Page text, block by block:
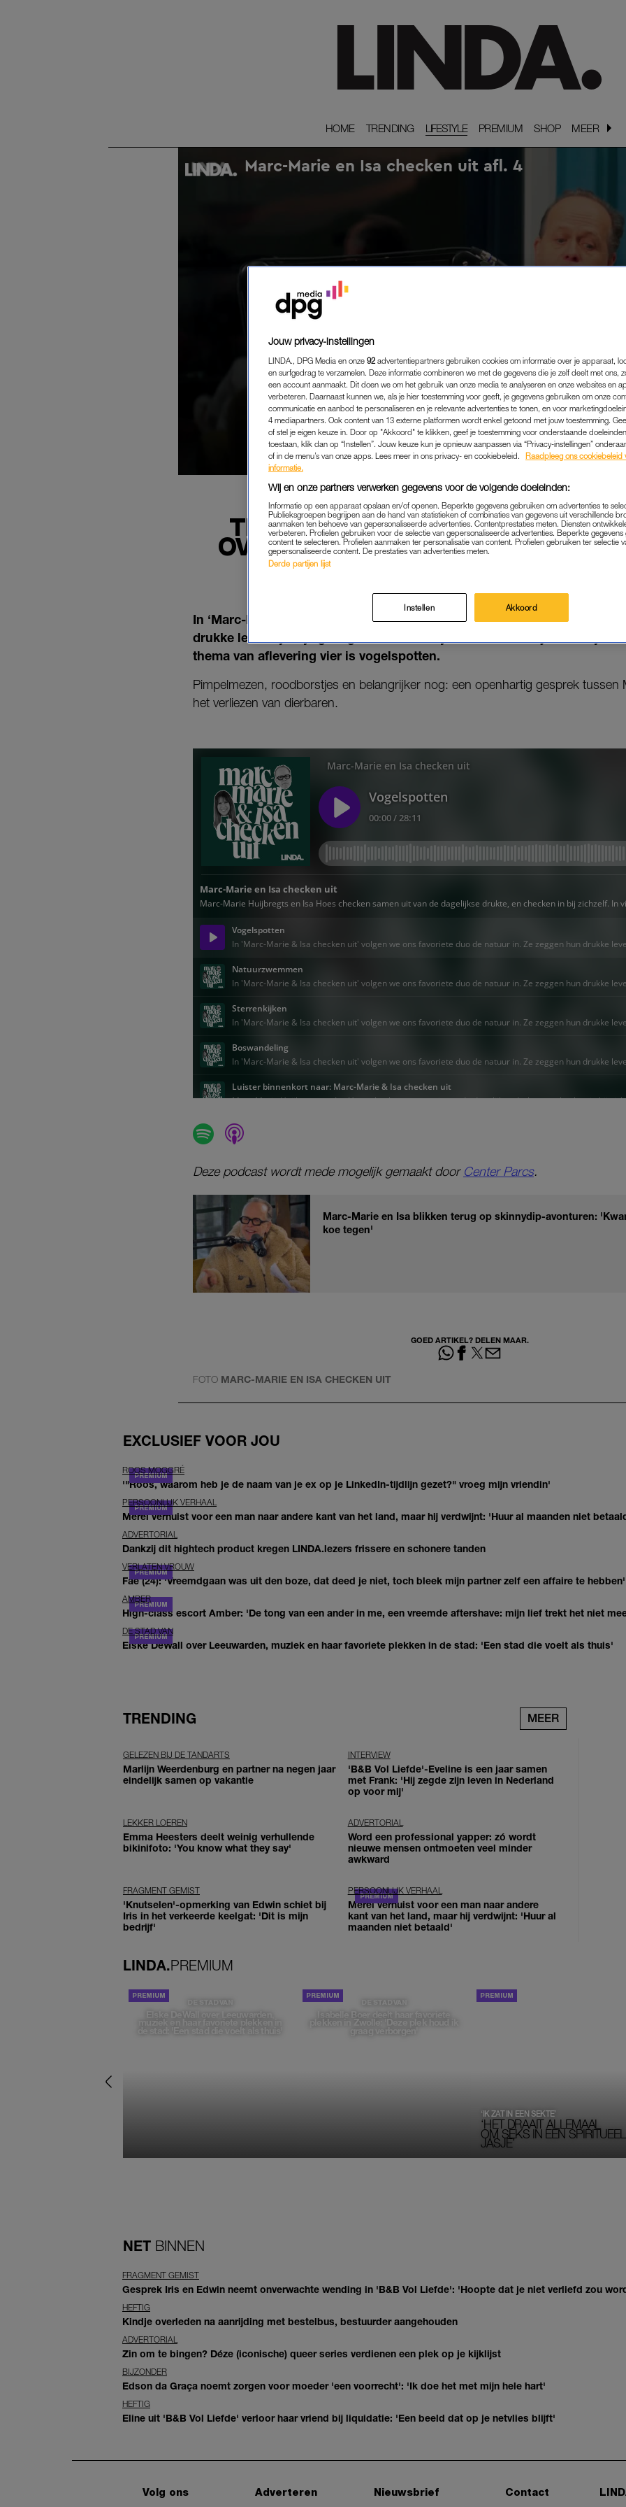
HOME
HOME TRENDING
TRENDING LIFESTYLE PREMIUM
PREMIUM SHOP
SHOP MEER
MEER
TEKEN OF TOEVAL? ISA HOES:
OVERLEED, VERSCHEEN ER
ROODBORSTJE'
In ‘Marc-Marie & Isa checken uit’ volgen we ons favoriete duo de
drukke leven tijdelijk gedag en checken bij zichzelf in. Pak je verrekijker
thema van aflevering vier is vogelspotten.
Pimpelmezen, roodborstjes en belangrijker nog: een openhartig gesprek tussen
het verliezen van dierbaren.
Deze podcast wordt mede mogelijk gemaakt door Center Parcs.
Marc-Marie en Isa blikken terug op skinnydip-avonturen:
koe tegen'
GOED ARTIKEL? DELEN MAAR.
FOTO MARC-MARIE EN ISA CHECKEN UIT
EXCLUSIEF VOOR JOU
ROOS MOGGRÉ
'"Roos, waarom heb je de naam van je ex op je LinkedIn-tijdlijn gezet?" vroeg mijn vriendin'
PERSOONLIJK VERHAAL
Merel verhuist voor een man naar andere kant van het land, maar hij verdwijnt: 'Huur al maanden niet
ADVERTORIAL
Dankzij dit hightech product kregen LINDA.lezers frissere en schonere tanden
VERLATEN VROUW
Fae (24): 'Vreemdgaan was uit den boze, dat deed je niet, toch bleek mijn partner zelf een affaire te hebben'
AMBER
High-class escort Amber: 'De tong van een ander in me, een vreemde aftershave: mijn lief trekt het niet
DE STAD VAN
Elske DeWall over Leeuwarden, muziek en haar favoriete plekken in de stad: 'Een stad die voelt als thuis'
TRENDING MEER
GELEZEN BIJ DE TANDARTS
Marlijn Weerdenburg en partner na negen jaar
eindelijk samen op vakantie
INTERVIEW
'B&B Vol Liefde'-Eveline is een jaar samen
met Frank: 'Hij zegde zijn leven in Nederland
op voor mij'
LEKKER LOEREN
Emma Heesters deelt weinig verhullende
bikinifoto: 'You know what they say'
ADVERTORIAL
Word een professional yapper: zó wordt
nieuwe mensen ontmoeten veel minder
awkward
FRAGMENT GEMIST
'Knutselen'-opmerking van Edwin schiet bij
Iris in het verkeerde keelgat: 'Dit is mijn
bedrijf'
PERSOONLIJK VERHAAL
Merel verhuist voor een man naar andere
kant van het land, maar hij verdwijnt: 'Huur al
maanden niet betaald'
LINDA.PREMIUM
DE STAD VAN
Elske DeWall over Leeuwarden,
muziek en haar favoriete plekken in
de stad: 'Een stad die voelt als thuis'
DE STAD VAN
Isabelle Boer deelt haar favoriete
plekken in Zwolle: 'Deze plek houd ik
graag verborgen'
‘HET DRAAIT ALLEMAAL
OM SEKS IN EEN SPIRITUEEL
JASJE’
‘IK ZAT IN EEN SEKTE’
NET BINNEN
FRAGMENT GEMIST
Gesprek Iris en Edwin neemt onverwachte wending in 'B&B Vol Liefde': 'Hoopte dat je niet verliefd zou
HEFTIG
Kindje overleden na aanrijding met bestelbus, bestuurder aangehouden
ADVERTORIAL
Zin om te bingen? Déze (iconische) queer series verdienen een plek op je kijklijst
BIJZONDER
Edson da Graça noemt zorgen voor moeder 'een voorrecht': 'Ik doe het met mijn hele hart'
HEFTIG
Eline uit 'B&B Vol Liefde' verloor haar vriend bij liquidatie: 'Een beeld dat op je netvlies blijft'
Volg ons Adverteren Nieuwsbrief Contact
Jouw privacy-instellingen
LINDA., DPG Media en onze 92 advertentiepartners gebruiken cookies om informatie over je apparaat,
en surfgedrag te verzamelen. Deze informatie combineren we met de gegevens die je zelf deelt met ons,
een account aanmaakt. Dit doen we om het gebruik van onze media te analyseren en onze websites en
verbeteren. Daarnaast kunnen we, als je hier toestemming voor geeft, je gegevens gebruiken om onze
communicatie en aanbod te personaliseren en je relevante advertenties te tonen, en voor
4 mediapartners. Ook content van 13 externe platformen wordt enkel getoond met jouw toestemming.
of stel je eigen keuze in. Door op "Akkoord" te klikken, geef je toestemming voor onderstaande
toestaan, klik dan op “Instellen”. Jouw keuze kun je opnieuw aanpassen via “Privacy-instellingen”
of in de menu’s van onze apps. Lees meer in ons privacy- en cookiebeleid.
Raadpleeg ons cookiebeleid
informatie.
Wij en onze partners verwerken gegevens voor de volgende doeleinden:
Informatie op een apparaat opslaan en/of openen. Beperkte gegevens gebruiken om advertenties te
Publieksgroepen begrijpen aan de hand van statistieken of combinaties van gegevens uit verschillende
aanmaken ten behoeve van gepersonaliseerde advertenties. Contentprestaties meten. Diensten
verbeteren. Profielen gebruiken voor de selectie van gepersonaliseerde advertenties. Beperkte
content te selecteren. Profielen aanmaken ter personalisatie van content. Profielen gebruiken ter selectie
gepersonaliseerde content. De prestaties van advertenties meten.
Derde partijen lijst
Instellen Akkoord